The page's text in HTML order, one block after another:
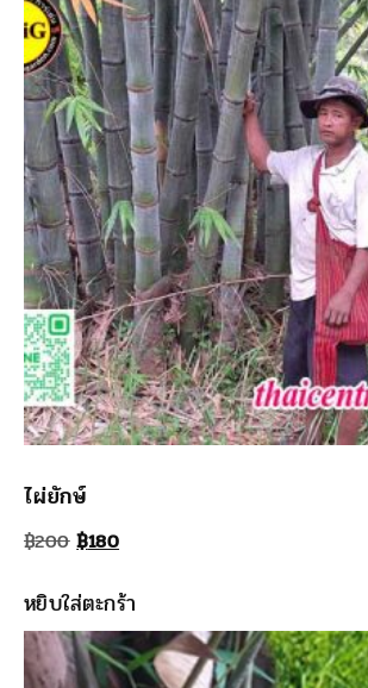
ไผ่ยักษ์
฿200 Original
was:
฿200.
฿180Current
is:
฿180.
หยิบใส่ตะกร้า